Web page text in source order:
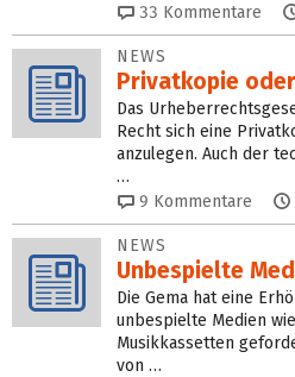
33 Kommentare
NEWS
Privatkopie
Das
Recht sich eine
anzulegen. Auch der
…
9 Kommentare
NEWS
Unbespielte
Die Gema hat eine
unbespielte Medien
Musikkassetten
von …